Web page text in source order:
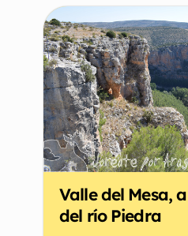
Valle del Mesa,
del río Piedra